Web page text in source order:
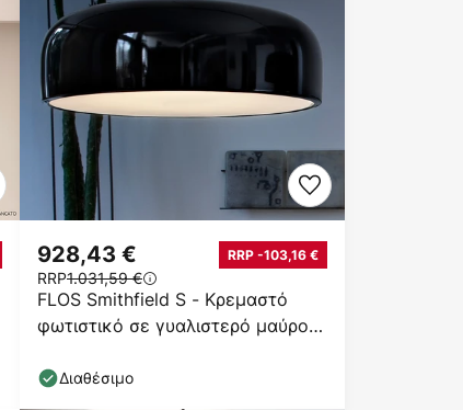
FLOS Smithfield S - Κρεμαστό
φωτιστικό σε γυαλιστερό μαύρο
928,43 € RRP -103,16 €
RRP1.031,59 €
Διαθέσιμο